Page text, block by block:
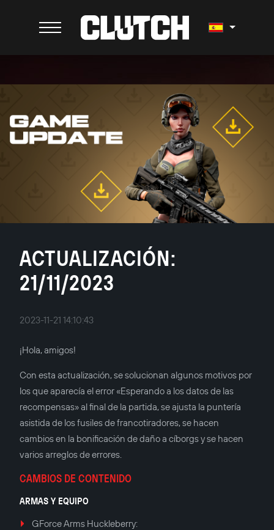
ACTUALIZACIÓN:
21/11/2023
2023-11-21 14:10:43
¡Hola, amigos!
Con esta actualización, se solucionan algunos motivos por
los que aparecía el error «Esperando a los datos de las
recompensas» al final de la partida, se ajusta la puntería
asistida de los fusiles de francotiradores, se hacen
cambios en la bonificación de daño a cíborgs y se hacen
varios arreglos de errores.
CAMBIOS DE CONTENIDO
ARMAS Y EQUIPO
GForce Arms Huckleberry: